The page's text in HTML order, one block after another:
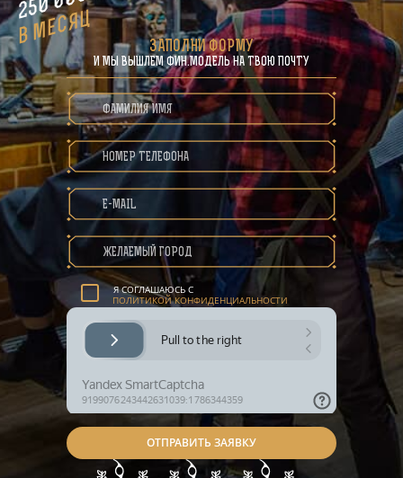
в месяц ЗАПОЛНИ ФОРМУ
И МЫ ВЫШЛЕМ ФИН.МОДЕЛЬ НА ТВОЮ ПОЧТУ
ПОЛИТИКА КОНФИДЕНЦИАЛЬНОСТИ
Я СОГЛАШАЮСЬ С
ПОЛИТИКОЙ КОНФИДЕНЦИАЛЬНОСТИ